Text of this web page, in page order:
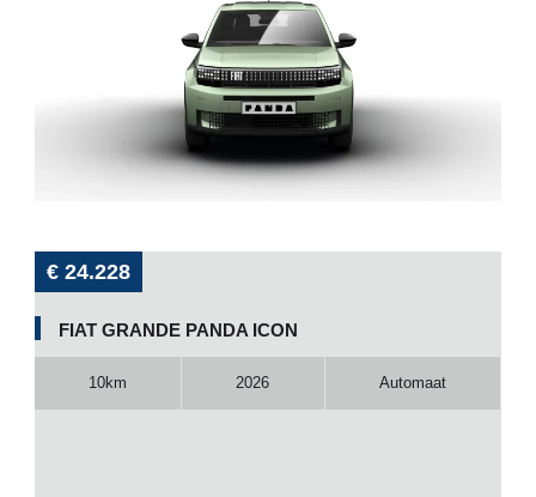
€ 24.228
FIAT GRANDE PANDA ICON
10km 2026 Automaat